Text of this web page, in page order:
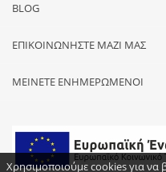
Χρησιμοποιούμε cookies για να
BLOG
ΕΠΙΚΟΙΝΩΝΗΣΤΕ ΜΑΖΙ ΜΑΣ
ΜΕΙΝΕΤΕ ΕΝΗΜΕΡΩΜΕΝΟΙ